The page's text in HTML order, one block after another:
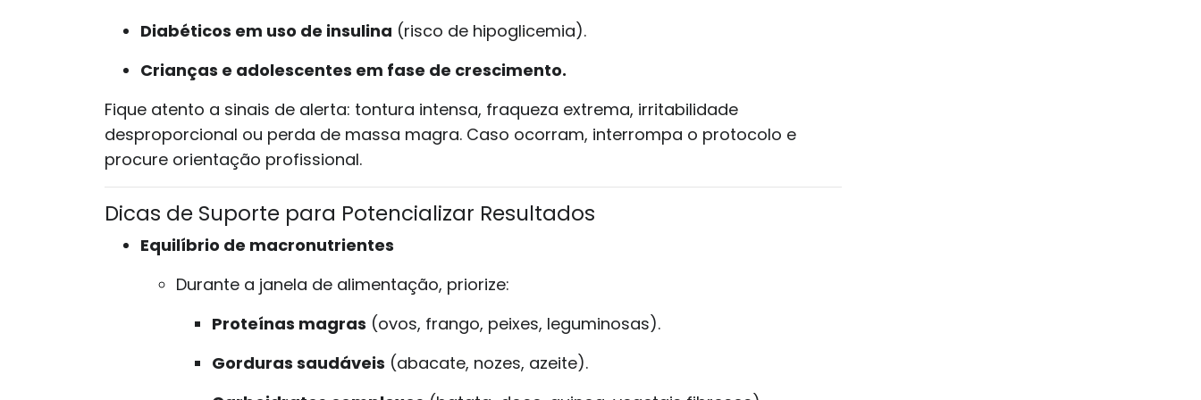
Diabéticos em uso de insulina (risco de hipoglicemia).
Crianças e adolescentes em fase de crescimento.
Fique atento a sinais de alerta: tontura intensa, fraqueza extrema, irritabilidade
desproporcional ou perda de massa magra. Caso ocorram, interrompa o protocolo e
procure orientação profissional.
Dicas de Suporte para Potencializar Resultados
Equilíbrio de macronutrientes
Durante a janela de alimentação, priorize:
Proteínas magras (ovos, frango, peixes, leguminosas).
Gorduras saudáveis (abacate, nozes, azeite).